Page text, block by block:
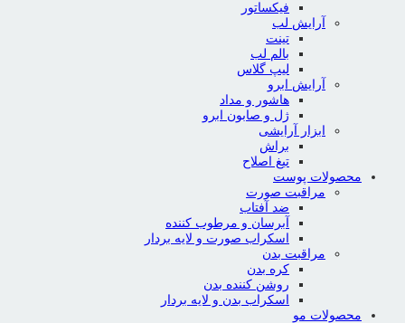
فیکساتور
آرایش لب
تینت
بالم لب
لیپ گلاس
آرایش ابرو
هاشور و مداد
ژل و صابون ابرو
ابزار آرایشی
براش
تیغ اصلاح
محصولات پوست
مراقبت صورت
ضد آفتاب
آبرسان و مرطوب کننده
اسکراب صورت و لایه بردار
مراقبت بدن
کره بدن
روشن کننده بدن
اسکراب بدن و لایه بردار
محصولات مو